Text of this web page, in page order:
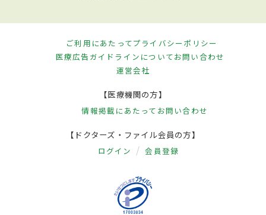
ご利用にあたってプライバシーポリシー
医療広告ガイドラインについてお問い合わせ
運営会社
【医療機関の方】
情報掲載にあたって お問い合わせ
【ドクターズ・ファイル会員の方】
ログイン 会員登録